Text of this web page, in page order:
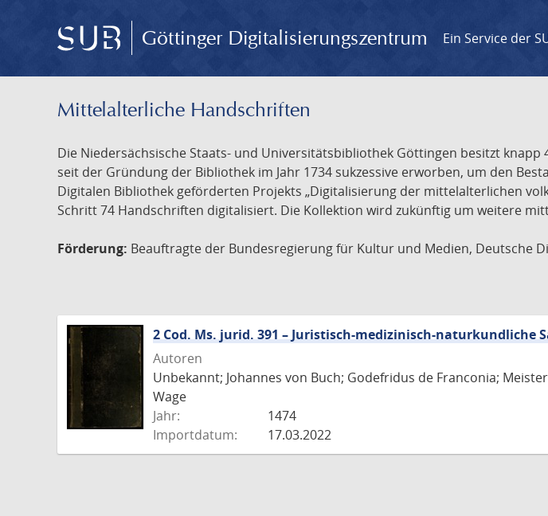
Göttinger Digitalisierungszentrum Ein Service der
Mittelalterliche Handschriften
Die Niedersächsische Staats- und Universitätsbibliothek Göttingen besitzt
seit der Gründung der Bibliothek im Jahr 1734 sukzessive erworben, um den
Digitalen Bibliothek geförderten Projekts „Digitalisierung der mittelalterlichen
Schritt 74 Handschriften digitalisiert. Die Kollektion wird zukünftig um weitere
Förderung: Beauftragte der Bundesregierung für Kultur und Medien, Deutsche
2 Cod. Ms. jurid. 391 – Juristisch-medizinisch-naturkundliche
Autoren
Unbekannt; Johannes von Buch; Godefridus de Franconia;
Wage
Jahr:
1474
Importdatum:
17.03.2022